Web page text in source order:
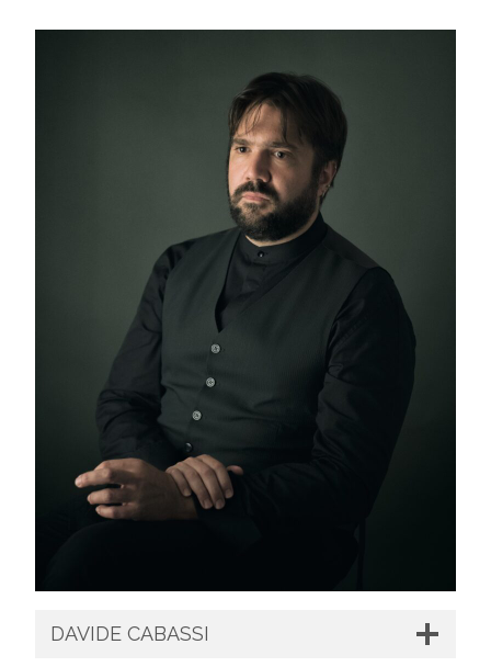
DAVIDE CABASSI